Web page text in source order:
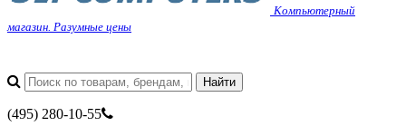
Компьютерный
магазин. Разумные цены
(495) 280-10-55